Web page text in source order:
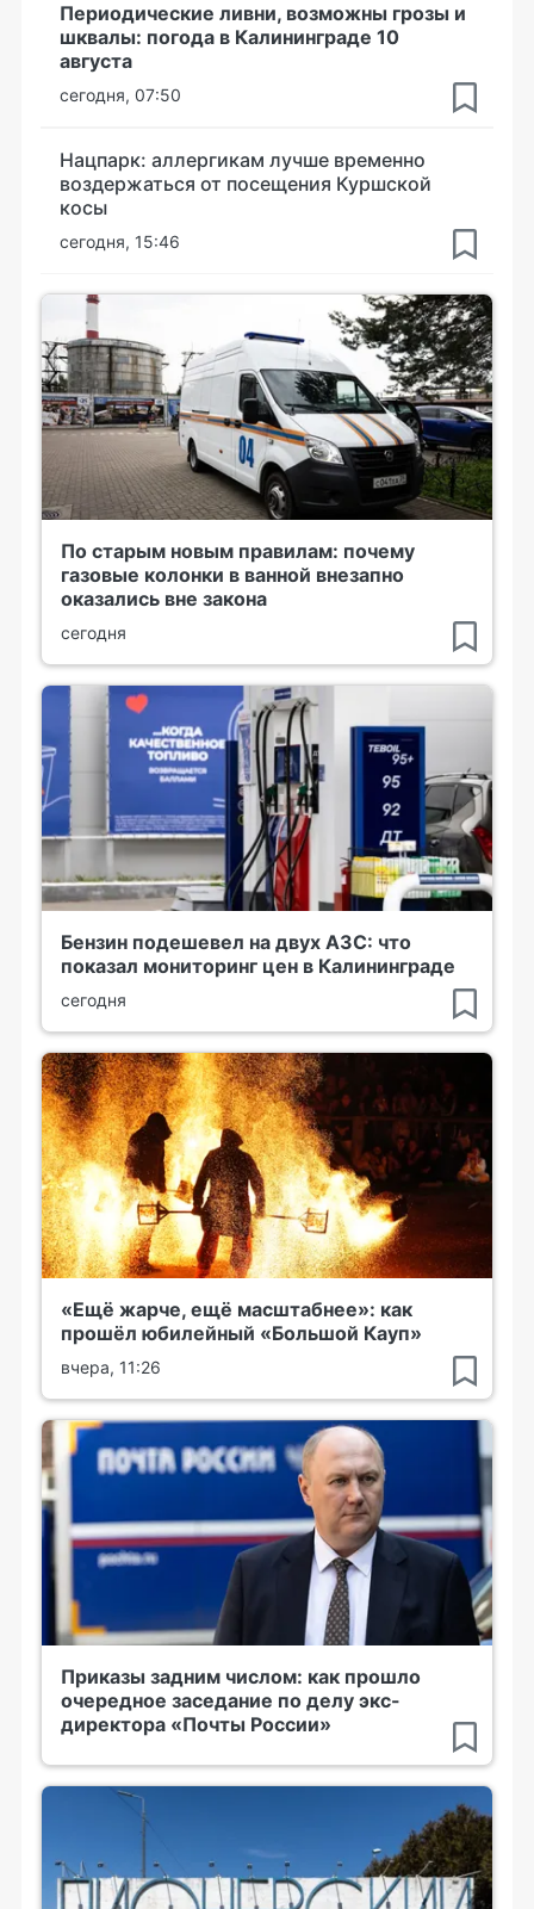
Периодические ливни, возможны грозы и
шквалы: погода в Калининграде 10
августа
сегодня, 07:50
Нацпарк: аллергикам лучше временно
воздержаться от посещения Куршской
косы
сегодня, 15:46
По старым новым правилам: почему
газовые колонки в ванной внезапно
оказались вне закона
сегодня
Бензин подешевел на двух АЗС: что
показал мониторинг цен в Калининграде
сегодня
«Ещё жарче, ещё масштабнее»: как
прошёл юбилейный «Большой Кауп»
вчера, 11:26
Приказы задним числом: как прошло
очередное заседание по делу экс-
директора «Почты России»